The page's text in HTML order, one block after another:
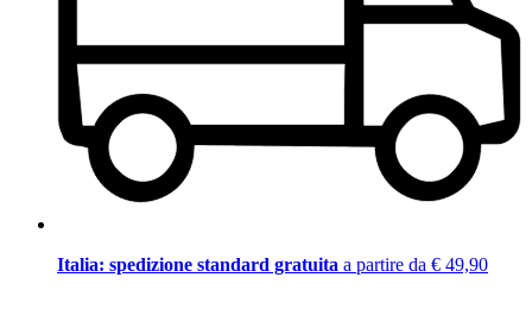
Italia: spedizione standard gratuita a partire da € 49,90